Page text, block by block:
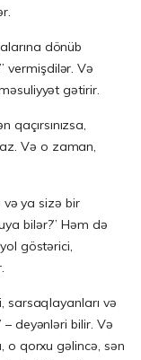
dönüb
vermişdilər. Və
gətirir.
Və o zaman,
və ya sizə bir
bilər?” Həm də
göstərici,
sarsaqlayanları və
deyənləri bilir. Və
o qorxu gəlincə, sən